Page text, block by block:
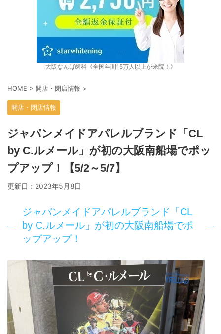
大阪なんば歯科《全国年間15万人以上が来院！》
HOME > 開店・閉店情報 >
開店・閉店情報
ジャパンメイドアパレルブランド「CL
by C.ルメール」が初の大阪南船場でポッ
プアップ！【5/2～5/7】
更新日： 2023年5月8日
ジャパンメイドアパレルブランド「CL
by C.ルメール」が初の大阪南船場でポ
ップアップ！